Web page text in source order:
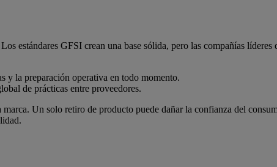
estándares GFSI crean una base sólida, pero las compañías
y la preparación operativa en todo momento.
de prácticas entre proveedores.
Un solo retiro de producto puede dañar la confianza del